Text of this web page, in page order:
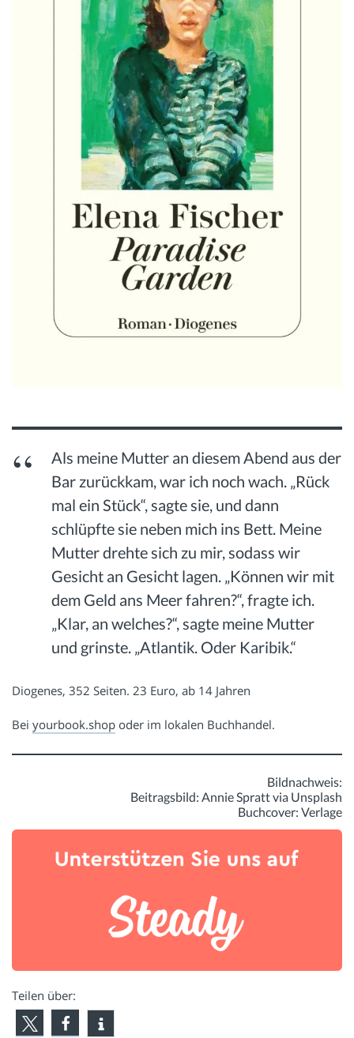
Als meine Mutter an diesem Abend aus der
Bar zurückkam, war ich noch wach. „Rück
mal ein Stück“, sagte sie, und dann
schlüpfte sie neben mich ins Bett. Meine
Mutter drehte sich zu mir, sodass wir
Gesicht an Gesicht lagen. „Können wir mit
dem Geld ans Meer fahren?“, fragte ich.
„Klar, an welches?“, sagte meine Mutter
und grinste. „Atlantik. Oder Karibik.“
Diogenes, 352 Seiten. 23 Euro, ab 14 Jahren
Bei yourbook.shop oder im lokalen Buchhandel.
Bildnachweis:
Beitragsbild: Annie Spratt via Unsplash
Buchcover: Verlage
Teilen über: